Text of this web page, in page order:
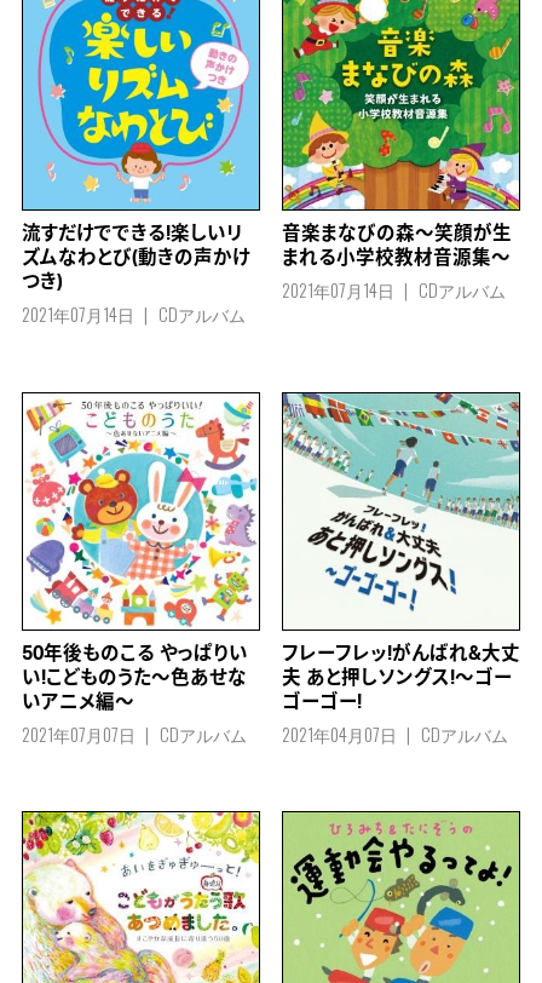
流すだけでできる!楽しいリ
ズムなわとび(動きの声かけ
つき)
2021年07月14日 CDアルバム
音楽まなびの森～笑顔が生
まれる小学校教材音源集～
2021年07月14日 CDアルバム
50年後ものこる やっぱりい
い!こどものうた～色あせな
いアニメ編～
2021年07月07日 CDアルバム
フレーフレッ!がんばれ&大丈
夫 あと押しソングス!～ゴー
ゴーゴー!
2021年04月07日 CDアルバム